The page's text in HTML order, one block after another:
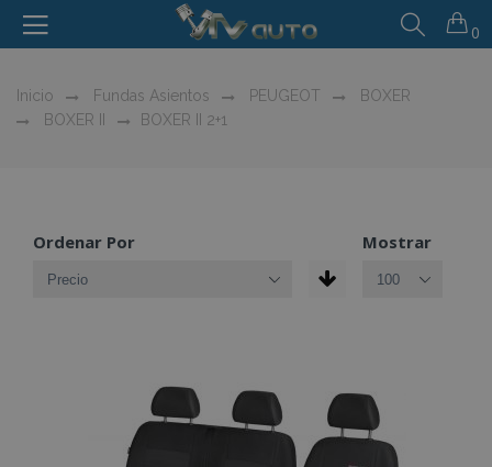
0
Inicio Fundas Asientos PEUGEOT
BOXER
BOXER II
BOXER II 2+1
Ordenar Por Mostrar